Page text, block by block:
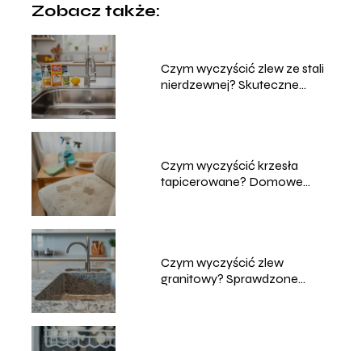
Zobacz także:
Czym wyczyścić zlew ze stali
nierdzewnej? Skuteczne
Czym wyczyścić krzesła
tapicerowane? Domowe
Czym wyczyścić zlew
granitowy? Sprawdzone